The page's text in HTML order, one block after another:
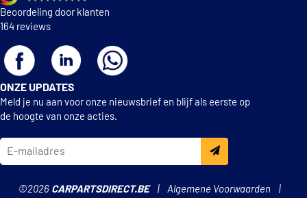
Beoordeling door klanten
164 reviews
ONZE UPDATES
Meld je nu aan voor onze nieuwsbrief en blijf als eerste op
de hoogte van onze acties.
©2026 CARPARTSDIRECT.BE Algemene Voorwaarden